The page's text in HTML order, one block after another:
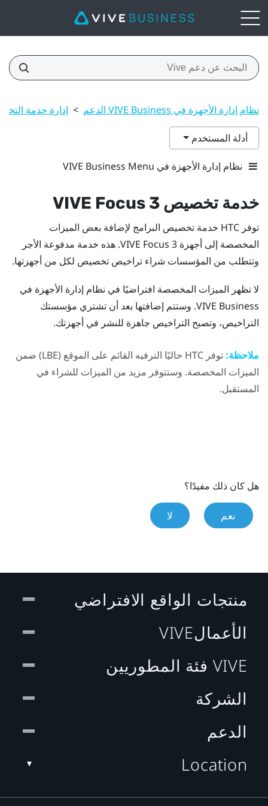
نظام إدارة الأجهزة في VIVE Business الدعم > إدارة خدمة
أدلة المستخدم
نظام إدارة الأجهزة في VIVE Business Menu
خدمة تخصيص 3 VIVE Focus
توفر HTC خدمة تخصيص البرامج لإضافة بعض الميزات
المخصصة إلى أجهزة 3
VIVE Focus. هذه خدمة مدفوعة الأجر
وتتطلب من المؤسسات شراء تراخيص تخصيص لكل من أجهزتها.
لا تظهر الميزات المخصصة افتراضيًا في نظام إدارة الأجهزة في
VIVE Business. وستتم إضافتها بعد أن تشتري مؤسستك
التراخيص، وتصبح التراخيص جاهزة للنشر في أجهزتك.
ملاحظة:
توفر HTC حاليًا الترفيه القائم على الموقع (LBE) ضمن
الميزات المخصصة. وستتوفر مزيد من الميزات للشراء في
المستقبل.
هل كان ذلك مفيدًا؟
نعم لا
منتجات الواقع الافتراضي
الأعمالVIVE
VIVE فئة المطوريين
الشركة
الدعم
Location